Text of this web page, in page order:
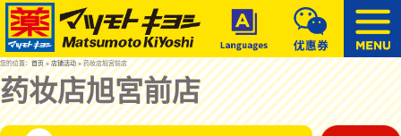
您的位置：首页»店铺活动» 药妆店旭宮前店
药妆店旭宮前店